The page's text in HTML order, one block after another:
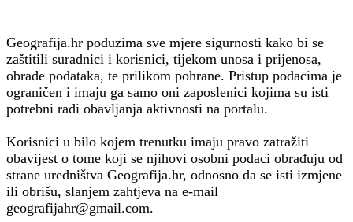
Geografija.hr poduzima sve mjere sigurnosti kako bi se
zaštitili suradnici i korisnici, tijekom unosa i prijenosa,
obrade podataka, te prilikom pohrane. Pristup podacima je
ograničen i imaju ga samo oni zaposlenici kojima su isti
potrebni radi obavljanja aktivnosti na portalu.
Korisnici u bilo kojem trenutku imaju pravo zatražiti
obavijest o tome koji se njihovi osobni podaci obrađuju od
strane uredništva Geografija.hr, odnosno da se isti izmjene
ili obrišu, slanjem zahtjeva na e-mail
geografijahr@gmail.com.